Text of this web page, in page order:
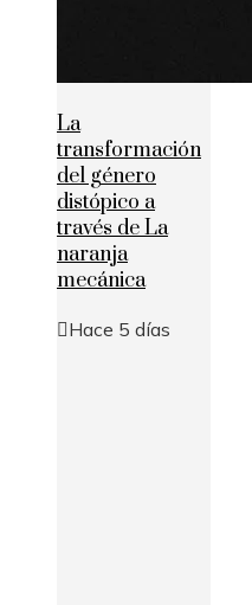
La
transformación
del género
distópico a
través de La
naranja
mecánica
Hace 5 días